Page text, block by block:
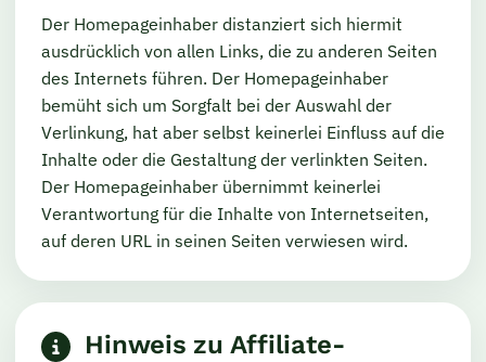
Der Homepageinhaber distanziert sich hiermit
ausdrücklich von allen Links, die zu anderen Seiten
des Internets führen. Der Homepageinhaber
bemüht sich um Sorgfalt bei der Auswahl der
Verlinkung, hat aber selbst keinerlei Einfluss auf die
Inhalte oder die Gestaltung der verlinkten Seiten.
Der Homepageinhaber übernimmt keinerlei
Verantwortung für die Inhalte von Internetseiten,
auf deren URL in seinen Seiten verwiesen wird.
Hinweis zu Affiliate-